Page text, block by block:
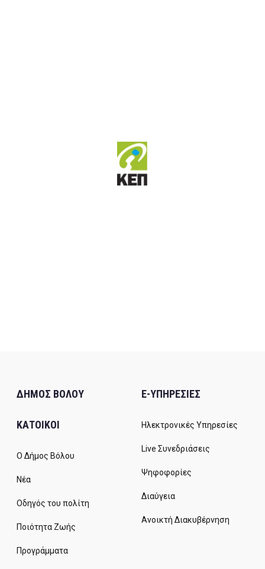
ΔΗΜΟΣ ΒΟΛΟΥ
ΚΑΤΟΙΚΟΙ
Ο Δήμος Βόλου
Νέα
Οδηγός του πολίτη
Ποιότητα Ζωής
Προγράμματα
E-ΥΠΗΡΕΣΙΕΣ
Ηλεκτρονικές Υπηρεσίες
Live Συνεδριάσεις
Ψηφοφορίες
Διαύγεια
Ανοικτή Διακυβέρνηση